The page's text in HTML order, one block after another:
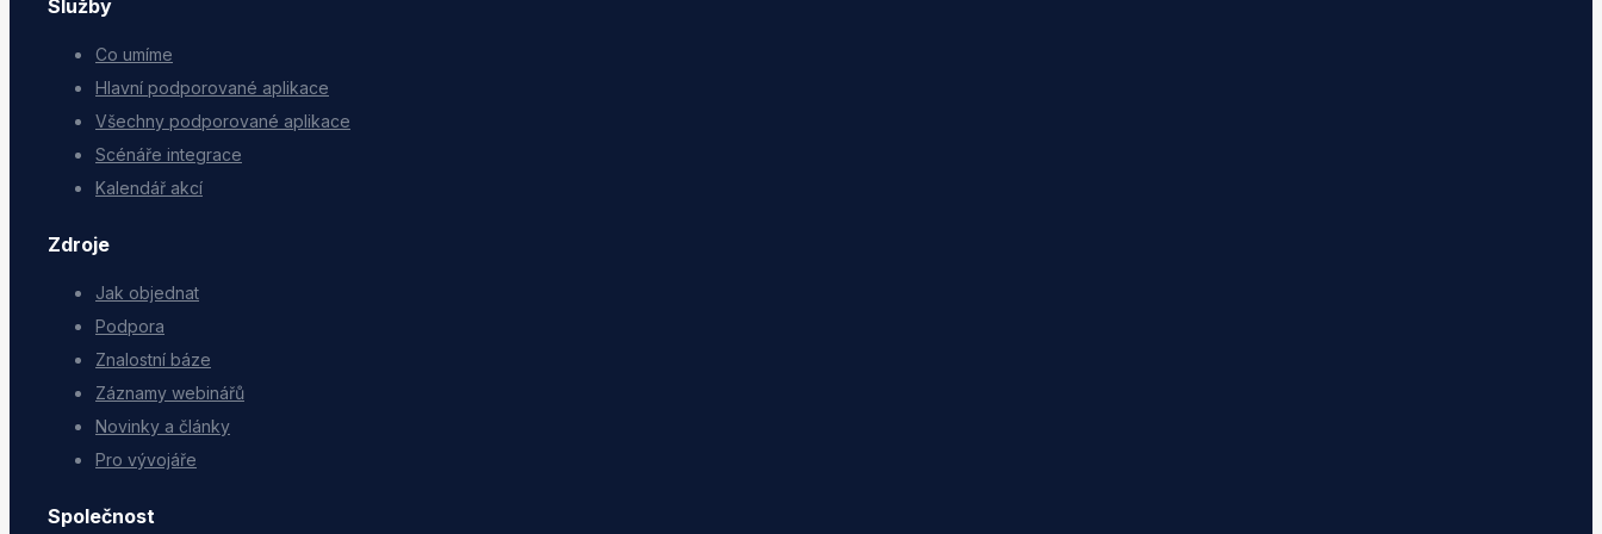
Služby
Co umíme
Hlavní podporované aplikace
Všechny podporované aplikace
Scénáře integrace
Kalendář akcí
Zdroje
Jak objednat
Podpora
Znalostní báze
Záznamy webinářů
Novinky a články
Pro vývojáře
Společnost